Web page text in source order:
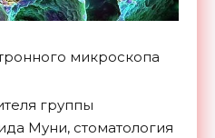
микроскопа
группы
Муни, стоматология